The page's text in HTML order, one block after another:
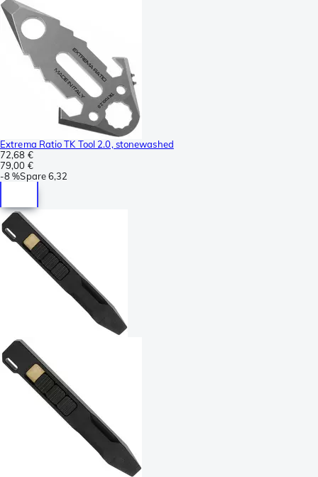
Extrema Ratio TK Tool 2.0, stonewashed
72,68 €
79,00 €
-8 %Spare6,32